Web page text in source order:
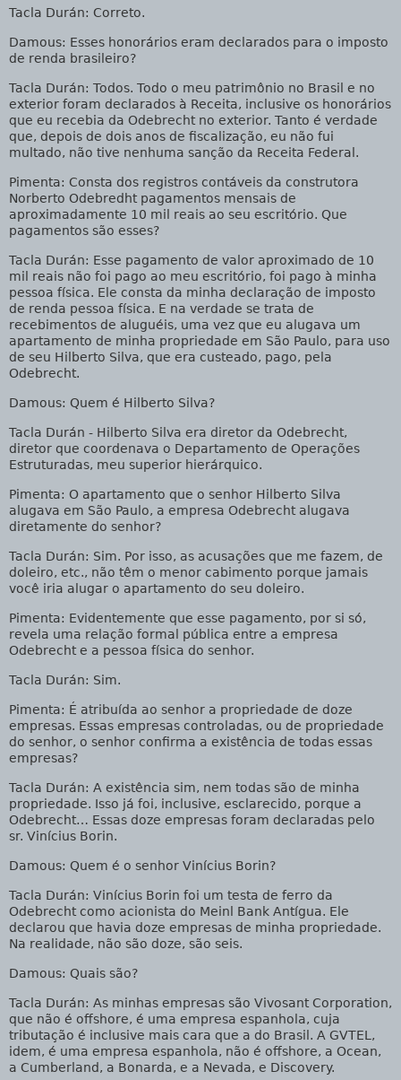
Tacla Durán: Correto.
Damous: Esses honorários eram declarados para o imposto
de renda brasileiro?
Tacla Durán: Todos. Todo o meu patrimônio no Brasil e no
exterior foram declarados à Receita, inclusive os honorários
que eu recebia da Odebrecht no exterior. Tanto é verdade
que, depois de dois anos de fiscalização, eu não fui
multado, não tive nenhuma sanção da Receita Federal.
Pimenta: Consta dos registros contáveis da construtora
Norberto Odebredht pagamentos mensais de
aproximadamente 10 mil reais ao seu escritório. Que
pagamentos são esses?
Tacla Durán: Esse pagamento de valor aproximado de 10
mil reais não foi pago ao meu escritório, foi pago à minha
pessoa física. Ele consta da minha declaração de imposto
de renda pessoa física. E na verdade se trata de
recebimentos de aluguéis, uma vez que eu alugava um
apartamento de minha propriedade em São Paulo, para uso
de seu Hilberto Silva, que era custeado, pago, pela
Odebrecht.
Damous: Quem é Hilberto Silva?
Tacla Durán - Hilberto Silva era diretor da Odebrecht,
diretor que coordenava o Departamento de Operações
Estruturadas, meu superior hierárquico.
Pimenta: O apartamento que o senhor Hilberto Silva
alugava em São Paulo, a empresa Odebrecht alugava
diretamente do senhor?
Tacla Durán: Sim. Por isso, as acusações que me fazem, de
doleiro, etc., não têm o menor cabimento porque jamais
você iria alugar o apartamento do seu doleiro.
Pimenta: Evidentemente que esse pagamento, por si só,
revela uma relação formal pública entre a empresa
Odebrecht e a pessoa física do senhor.
Tacla Durán: Sim.
Pimenta: É atribuída ao senhor a propriedade de doze
empresas. Essas empresas controladas, ou de propriedade
do senhor, o senhor confirma a existência de todas essas
empresas?
Tacla Durán: A existência sim, nem todas são de minha
propriedade. Isso já foi, inclusive, esclarecido, porque a
Odebrecht… Essas doze empresas foram declaradas pelo
sr. Vinícius Borin.
Damous: Quem é o senhor Vinícius Borin?
Tacla Durán: Vinícius Borin foi um testa de ferro da
Odebrecht como acionista do Meinl Bank Antígua. Ele
declarou que havia doze empresas de minha propriedade.
Na realidade, não são doze, são seis.
Damous: Quais são?
Tacla Durán: As minhas empresas são Vivosant Corporation,
que não é offshore, é uma empresa espanhola, cuja
tributação é inclusive mais cara que a do Brasil. A GVTEL,
idem, é uma empresa espanhola, não é offshore, a Ocean,
a Cumberland, a Bonarda, e a Nevada, e Discovery.